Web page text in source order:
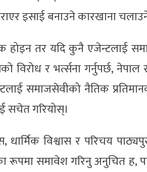
इसाई बनाउने कारखाना
तर यदि कुनै एजेन्टलाई
विरोध र भर्त्सना गर्नुपर्छ,
समाजसेवीको नैतिक
सचेत गरियोस्।
धार्मिक विश्वास र परिचय
रूपमा समावेश गरिनु अनुचित ह,